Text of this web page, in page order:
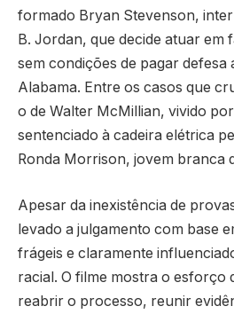
formado Bryan Stevenson,
B. Jordan, que decide atuar em
sem condições de pagar defesa
Alabama. Entre os casos que
o de Walter McMillian, vivido
sentenciado à cadeira elétrica
Ronda Morrison, jovem branca
Apesar da inexistência de
levado a julgamento com base
frágeis e claramente
racial. O filme mostra o esforço
reabrir o processo, reunir